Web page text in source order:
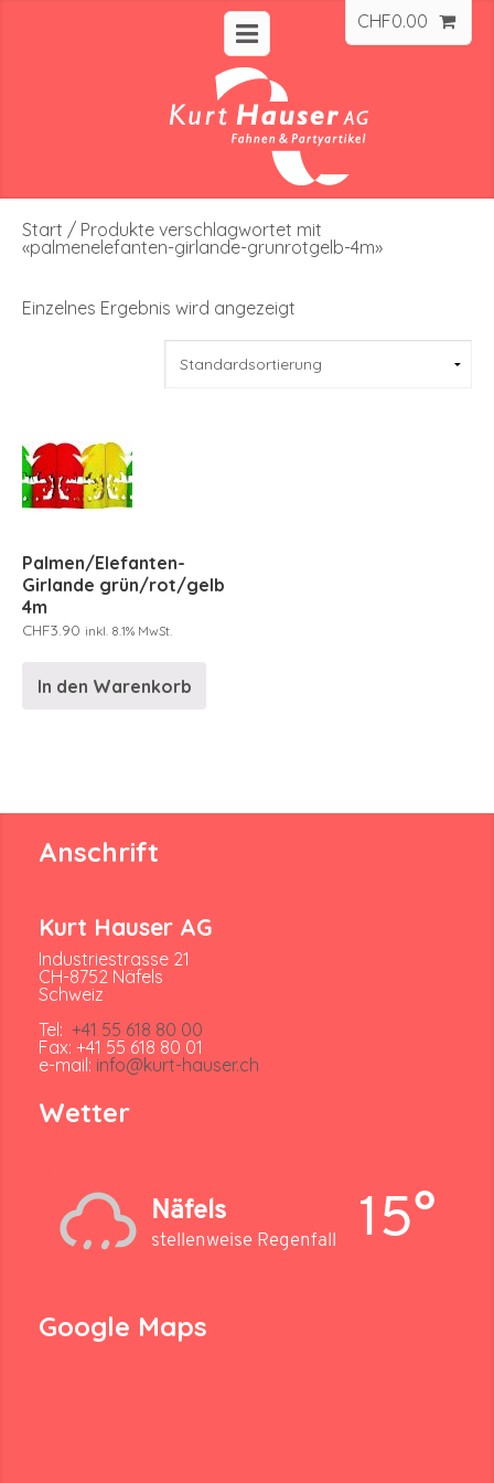
CHF0.00
Start / Produkte verschlagwortet mit
«palmenelefanten-girlande-grunrotgelb-4m»
Einzelnes Ergebnis wird angezeigt
Palmen/Elefanten-
Girlande grün/rot/gelb
4m
CHF3.90 inkl. 8.1% MwSt.
In den Warenkorb
Anschrift
Kurt Hauser AG
Industriestrasse 21
CH-8752 Näfels
Schweiz
Tel: +41 55 618 80 00
Fax: +41 55 618 80 01
e-mail: info@kurt-hauser.ch
Wetter
Näfels
stellenweise Regenfall 15°
Google Maps